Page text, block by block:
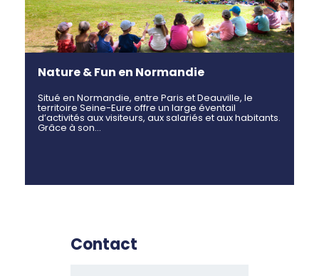
Nature & Fun en Normandie
Situé en Normandie, entre Paris et Deauville, le
territoire Seine-Eure offre un large éventail
d’activités aux visiteurs, aux salariés et aux habitants.
Grâce à son…
Contact